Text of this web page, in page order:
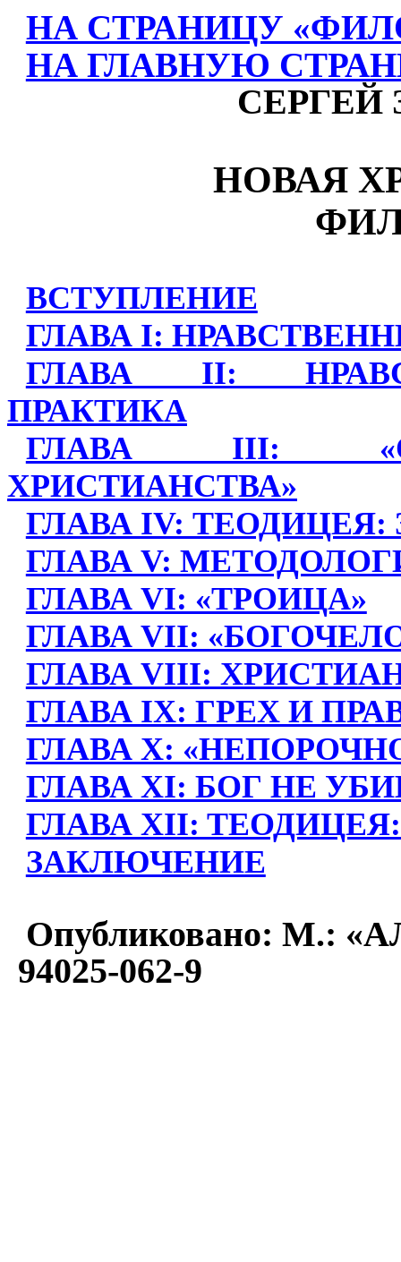
НА СТРАНИЦУ
НА ГЛАВНУЮ
СЕРГЕЙ
НОВАЯ
ВСТУПЛЕНИЕ
ГЛАВА I:
ГЛАВА II:
ПРАКТИКА
ГЛАВА III:
ХРИСТИАНСТВА»
ГЛАВА IV:
ГЛАВА V:
ГЛАВА VI: «ТРОИЦА»
ГЛАВА VII:
ГЛАВА VIII:
ГЛАВА IX: ГРЕХ И
ГЛАВА X:
ГЛАВА XI: БОГ НЕ
ГЛАВА XII:
ЗАКЛЮЧЕНИЕ
Опубликовано: М.:
94025-062-9